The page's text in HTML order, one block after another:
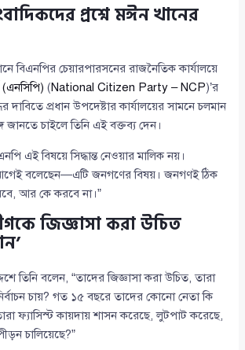
প্রশ্নে মঈন খানের
বিএনপির চেয়ারপারসনের রাজনৈতিক কার্যালয়ে
(এনসিপি) (National Citizen Party – NCP)’র
দাবিতে প্রধান উপদেষ্টার কার্যালয়ের সামনে চলমান
জানতে চাইলে তিনি এই বক্তব্য দেন।
এই বিষয়ে সিদ্ধান্ত নেওয়ার মালিক নয়।
বলেছেন—এটি জনগণের বিষয়। জনগণই ঠিক
আর কে করবে না।”
জিজ্ঞাসা করা উচিত
তিনি বলেন, “তাদের জিজ্ঞাসা করা উচিত, তারা
চায়? গত ১৫ বছরে তাদের কোনো নেতা কি
ফ্যাসিস্ট কায়দায় শাসন করেছে, লুটপাট করেছে,
চালিয়েছে?”